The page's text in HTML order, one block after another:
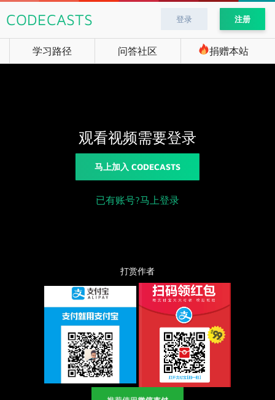
CODECASTS 登录 注册
学习路径 问答社区 捐赠本站
观看视频需要登录
马上加入 CODECASTS
已有账号?马上登录
打赏作者